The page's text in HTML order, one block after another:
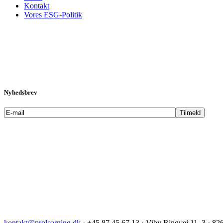
Kontakt
Vores ESG-Politik
Nyhedsbrev